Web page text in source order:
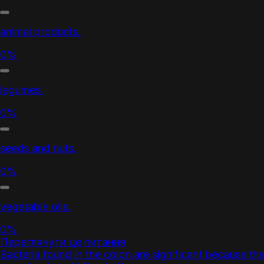
animal products.
0%
legumes.
0%
seeds and nuts.
0%
vegetable oils.
0%
Переглянути це питання
Bacteria found in the colon are significant because